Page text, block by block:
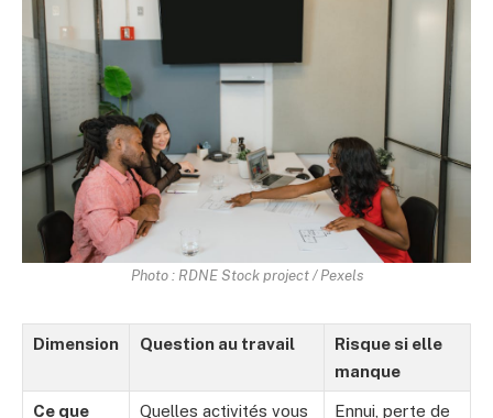
Photo : RDNE Stock project / Pexels
Dimension Question au travail
Risque si elle
manque
Ce que
Quelles activités vous
Ennui, perte de